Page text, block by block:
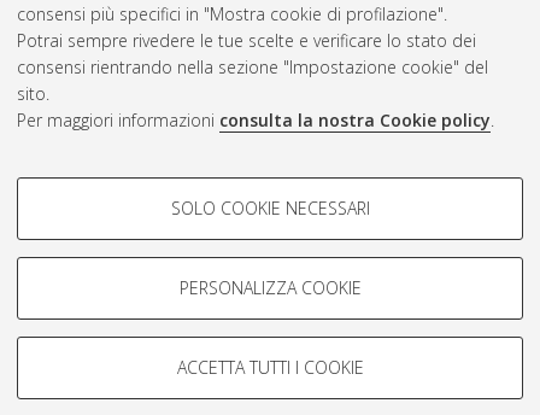
consensi più specifici in "Mostra cookie di profilazione".
Potrai sempre rivedere le tue scelte e verificare lo stato dei
consensi rientrando nella sezione "Impostazione cookie" del
sito.
Per maggiori informazioni consulta la nostra Cookie policy.
COOKIE DI PROFILAZIONE -
Si tratta di cookie utilizzati per analizzare le caratteristiche della
navigazione degli utenti, creare profili in base al loro comportamento
Mostra cookie di profilazione
COOKIE TECNICI - NECESSARI
SOLO COOKIE NECESSARI
PERSONALIZZA COOKIE
ACCETTA TUTTI I COOKIE
Rss 2.0
ISSN: 2038-7946
Impostazioni Cookie
Informativa sulla privacy
Condizioni d’uso del sito